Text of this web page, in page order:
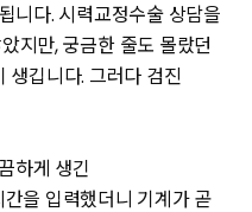
니다. 시력교정수술 상담을
지만, 궁금한 줄도 몰랐던
생깁니다. 그러다 검진
하게 생긴
을 입력했더니 기계가 곧